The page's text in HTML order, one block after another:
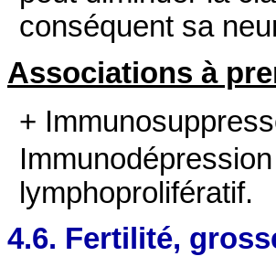
conséquent sa
Associations à
+
lymphoprolifératif.
4.6. Fertilité,